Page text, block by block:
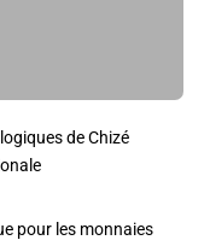
de Chizé
pour les monnaies